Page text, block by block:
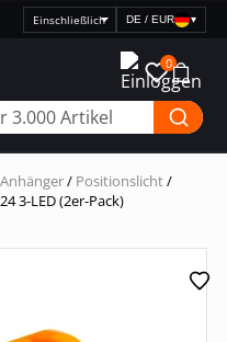
PreisanzeigeDE / EUR ▾
0
/ Positionslicht/
3-LED (2er-Pack)